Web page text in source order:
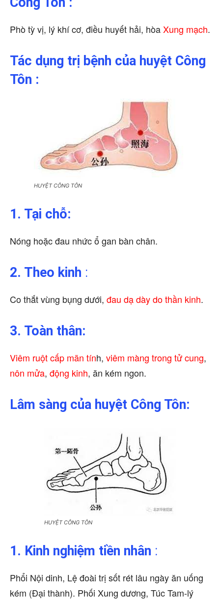
Phò tỳ vị, lý khí cơ, điều huyết hải, hòaXung mạch.
Tác dụng trị bệnh của huyệt Công
Tôn :
HUYỆT CÔNG TÔN
1. Tại chỗ:
Nóng hoặc đau nhức ổ gan bàn chân.
2. Theo kinh :
Co thắt vùng bụng dưới, đau dạ dày do thần kinh.
3. Toàn thân:
Viêm ruột cấp mãn tính, viêm màng trong tử cung,
nôn mửa, động kinh, ăn kém ngon.
Lâm sàng của huyệt Công Tôn:
HUYỆT CÔNG TÔN
1. Kinh nghiệm tiền nhân :
Phổi Nội dinh, Lệ đoài trị sốt rét lâu ngày ăn uống
kém (Đại thành). Phối Xung dương, Túc Tam-lý